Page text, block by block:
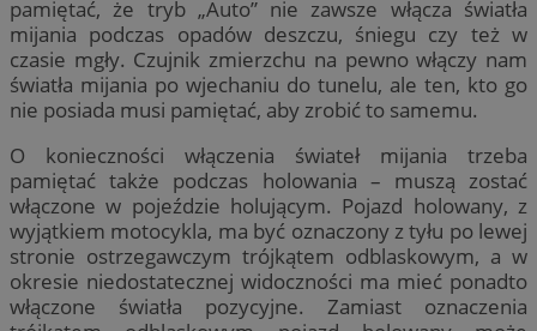
pamiętać, że tryb „Auto” nie zawsze włącza światła
mijania podczas opadów deszczu, śniegu czy też w
czasie mgły. Czujnik zmierzchu na pewno włączy nam
światła mijania po wjechaniu do tunelu, ale ten, kto go
nie posiada musi pamiętać, aby zrobić to samemu.
O konieczności włączenia świateł mijania trzeba
pamiętać także podczas holowania – muszą zostać
włączone w pojeździe holującym. Pojazd holowany, z
wyjątkiem motocykla, ma być oznaczony z tyłu po lewej
stronie ostrzegawczym trójkątem odblaskowym, a w
okresie niedostatecznej widoczności ma mieć ponadto
włączone światła pozycyjne. Zamiast oznaczenia